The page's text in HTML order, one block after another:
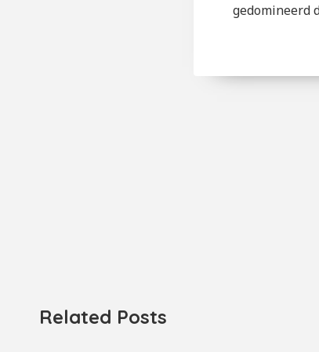
gedomineerd
Related Posts